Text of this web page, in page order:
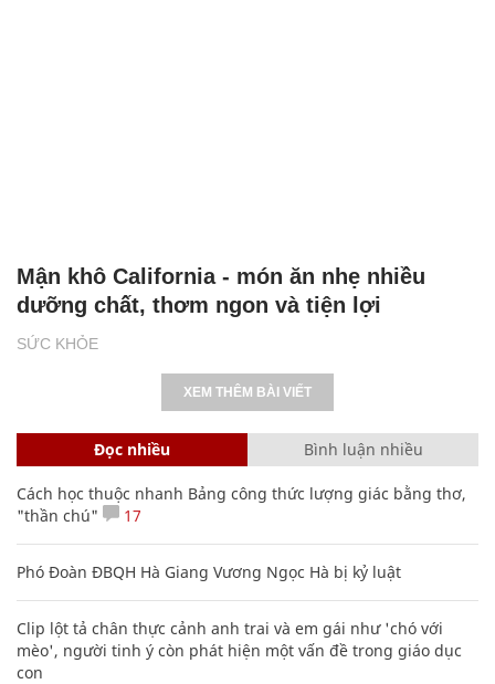
SỨC KHỎE
Mận khô California - món ăn nhẹ nhiều
dưỡng chất, thơm ngon và tiện lợi
XEM THÊM BÀI VIẾT
Đọc nhiều Bình luận nhiều
Cách học thuộc nhanh Bảng công thức lượng giác bằng thơ,
"thần chú"
17
Phó Đoàn ĐBQH Hà Giang Vương Ngọc Hà bị kỷ luật
Clip lột tả chân thực cảnh anh trai và em gái như 'chó với
mèo', người tinh ý còn phát hiện một vấn đề trong giáo dục
con